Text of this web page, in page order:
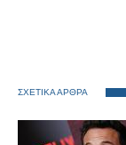
ΣΧΕΤΙΚΑ ΑΡΘΡΑ